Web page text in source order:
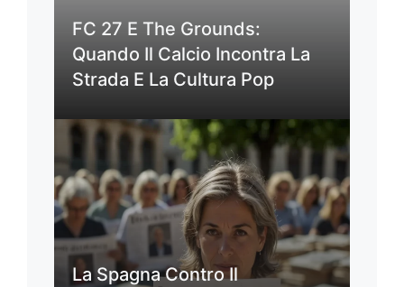
FC 27 E The Grounds:
Quando Il Calcio Incontra La
Strada E La Cultura Pop
La Spagna Contro Il